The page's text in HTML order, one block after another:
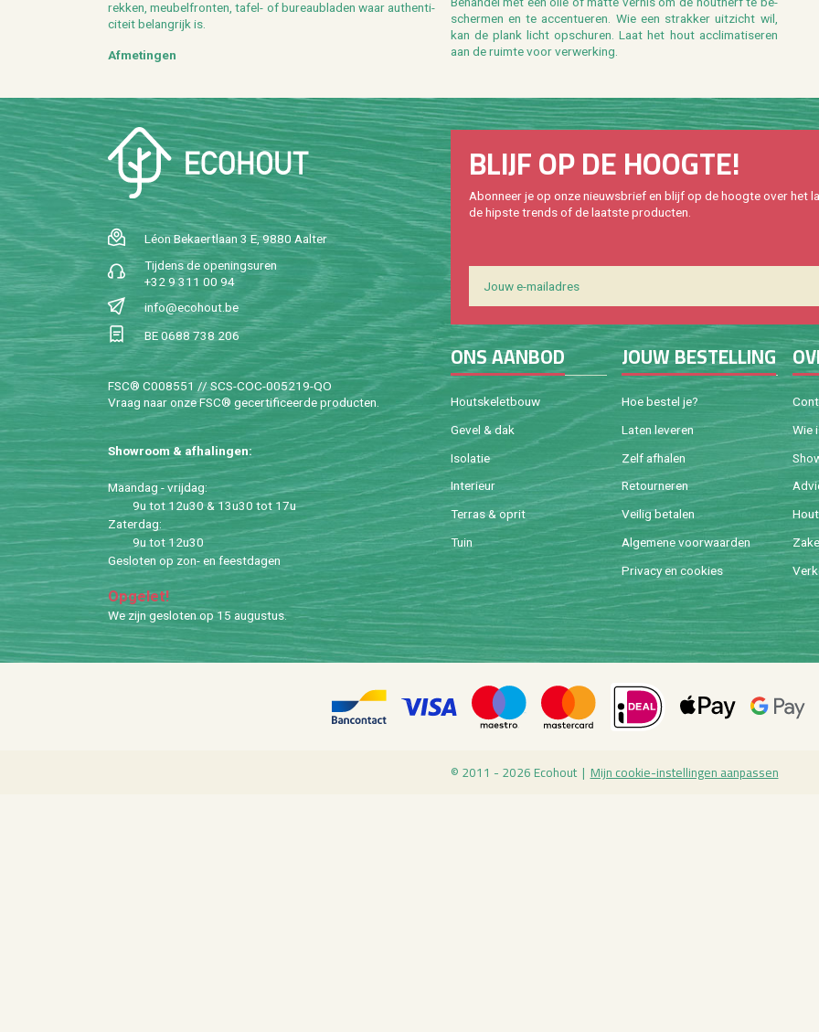
rek­ken, meu­bel­fron­ten, tafel- of bu­reau­bla­den waar au­then­ti­
ci­teit be­lang­rijk is.
Af­me­tin­gen
scher­men en te ac­cen­tu­e­ren. Wie een strak­ker uit­zicht wil,
kan de plank licht op­schu­ren. Laat het hout ac­cli­ma­ti­se­ren
aan de ruim­te voor ver­wer­king.
Léon Be­kaert­laan 3 E, 9880 Aal­ter
Tij­dens de ope­nings­uren
+32 9 311 00 94
info@​ecohout.​be
BE 0688 738 206
FSC® C008551 // SCS-COC-005219-QO
Vraag naar onze FSC® ge­cer­ti­fi­ceer­de pro­duc­ten.
Show­room & af­ha­lin­gen:
Maan­dag - vrij­dag:
9u tot 12u30 & 13u30 tot 17u
Za­ter­dag:
9u tot 12u30
Ge­slo­ten op zon- en feest­da­gen
Op­ge­let!
We zijn ge­slo­ten op 15 au­gus­tus.
BLIJF OP DE HOOG­TE!
Abon­neer je op onze nieuws­brief en blijf op de hoog­te over het
de hip­s­te trends of de laat­ste pro­duc­ten.
ONS AAN­BOD
Houtske­let­bouw
Gevel & dak
Iso­la­tie
In­te­ri­eur
Ter­ras & oprit
Tuin
JOUW BE­STEL­LING
Hoe be­stel je?
Laten le­ve­ren
Zelf af­ha­len
Re­tour­ne­ren
Vei­lig be­ta­len
Al­ge­me­ne voor­waar­den
Pri­va­cy en coo­kies
Wie
© 2011 - 2026 Eco­hout |Mijn coo­kie-in­stel­lin­gen aan­pas­sen